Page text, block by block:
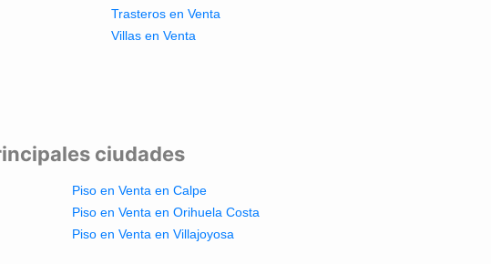
Trasteros en Venta
Villas en Venta
ciudades
Piso en Venta en Calpe
Piso en Venta en Orihuela Costa
Piso en Venta en Villajoyosa